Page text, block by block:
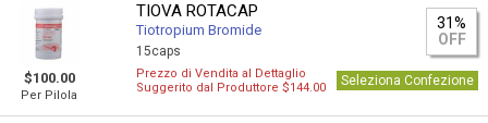
$100.00
Per Pilola
TIOVA ROTACAP
Tiotropium Bromide
15caps
31%
OFF
Prezzo di Vendita al Dettaglio
Suggerito dal Produttore $144.00
Seleziona Confezione